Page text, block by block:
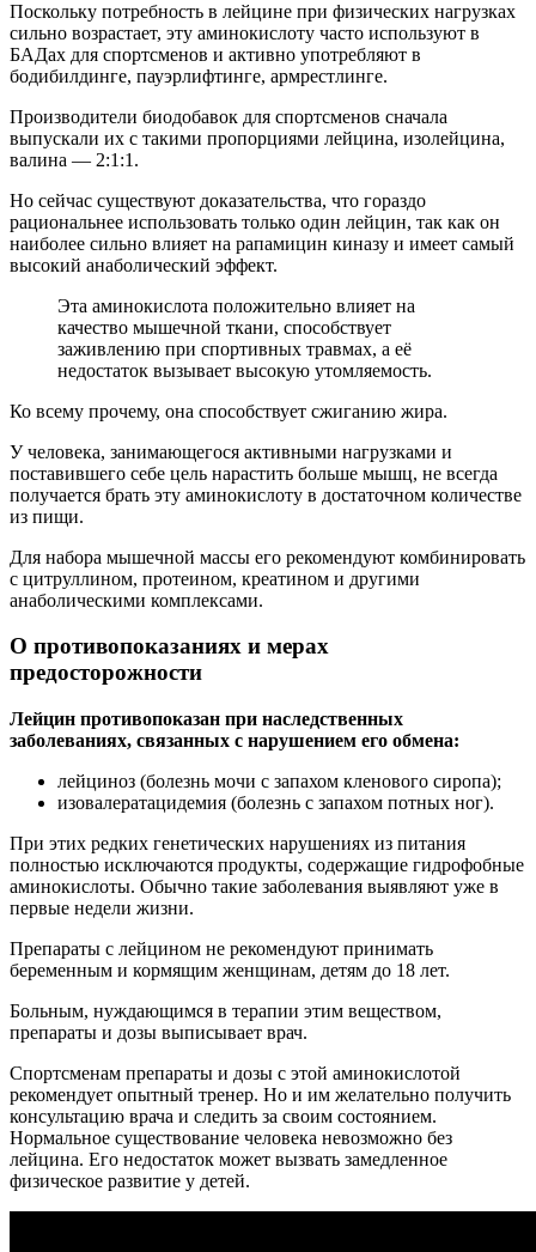
Поскольку потребность в лейцине при физических нагрузках
сильно возрастает, эту аминокислоту часто используют в
БАДах для спортсменов и активно употребляют в
бодибилдинге, пауэрлифтинге, армрестлинге.
Производители биодобавок для спортсменов сначала
выпускали их с такими пропорциями лейцина, изолейцина,
валина — 2:1:1.
Но сейчас существуют доказательства, что гораздо
рациональнее использовать только один лейцин, так как он
наиболее сильно влияет на рапамицин киназу и имеет самый
высокий анаболический эффект.
Эта аминокислота положительно влияет на
качество мышечной ткани, способствует
заживлению при спортивных травмах, а её
недостаток вызывает высокую утомляемость.
Ко всему прочему, она способствует сжиганию жира.
У человека, занимающегося активными нагрузками и
поставившего себе цель нарастить больше мышц, не всегда
получается брать эту аминокислоту в достаточном количестве
из пищи.
Для набора мышечной массы его рекомендуют комбинировать
с цитруллином, протеином, креатином и другими
анаболическими комплексами.
О противопоказаниях и мерах
предосторожности
Лейцин противопоказан при наследственных
заболеваниях, связанных с нарушением его обмена:
лейциноз (болезнь мочи с запахом кленового сиропа);
изовалератацидемия (болезнь с запахом потных ног).
При этих редких генетических нарушениях из питания
полностью исключаются продукты, содержащие гидрофобные
аминокислоты. Обычно такие заболевания выявляют уже в
первые недели жизни.
Препараты с лейцином не рекомендуют принимать
беременным и кормящим женщинам, детям до 18 лет.
Больным, нуждающимся в терапии этим веществом,
препараты и дозы выписывает врач.
Спортсменам препараты и дозы с этой аминокислотой
рекомендует опытный тренер. Но и им желательно получить
консультацию врача и следить за своим состоянием.
Нормальное существование человека невозможно без
лейцина. Его недостаток может вызвать замедленное
физическое развитие у детей.